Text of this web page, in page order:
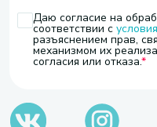
Даю согласие на
соответствии с
разъяснением прав,
механизмом их
согласия или отказа.